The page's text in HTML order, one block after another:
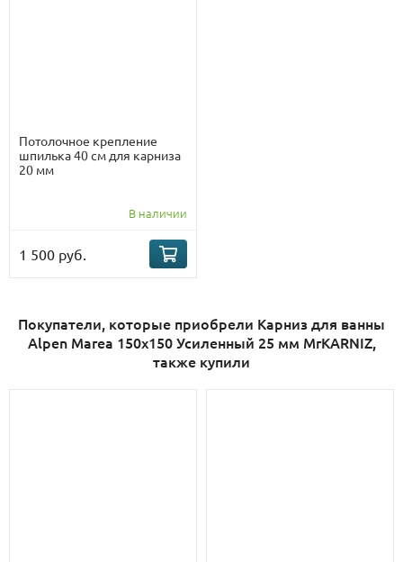
Потолочное крепление
шпилька 40 см для карниза
20 мм
В наличии
1 500 руб.
Покупатели, которые приобрели Карниз для ванны
Alpen Marea 150х150 Усиленный 25 мм MrKARNIZ,
также купили